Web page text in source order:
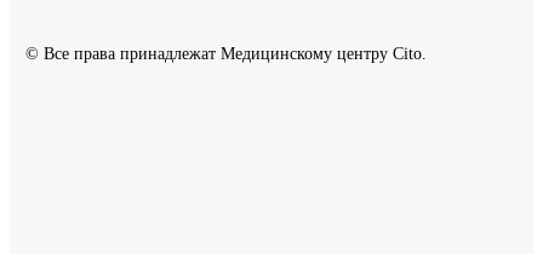
© Все права принадлежат Медицинскому центру Cito.